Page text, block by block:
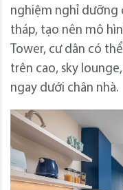
nghiệm nghỉ dưỡng
tháp, tạo nên mô
Tower, cư dân có
trên cao, sky
ngay dưới chân nhà.